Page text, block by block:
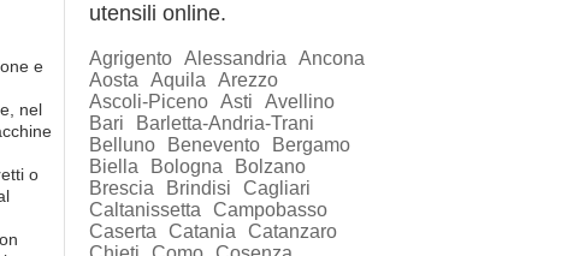
e
nel
o
utensili online.
Agrigento Alessandria
Ancona
Aosta
Aquila
Arezzo
Ascoli-Piceno Asti
Avellino
Bari
Barletta-Andria-Trani
Belluno
Benevento
Bergamo
Biella
Bologna
Bolzano
Brescia
Brindisi
Cagliari
Caltanissetta
Campobasso
Caserta
Catania
Catanzaro